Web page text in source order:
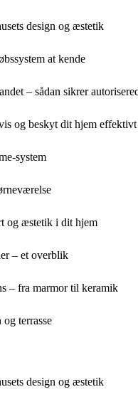
design og æstetik
at kende
– sådan sikrer
og beskyt dit hjem effektivt
system
og æstetik i dit hjem
– et overblik
– fra marmor til keramik
terrasse
design og æstetik